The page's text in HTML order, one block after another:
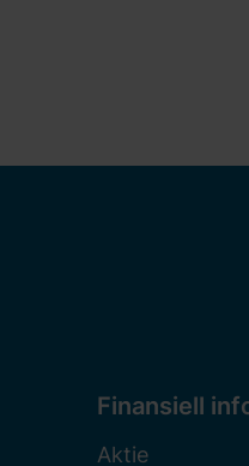
Finansiell
Aktie